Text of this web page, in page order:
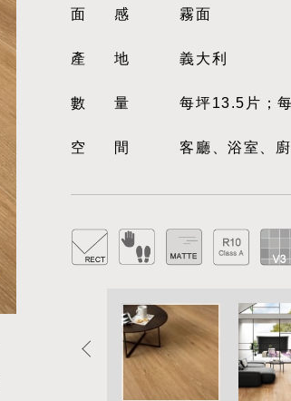
面感 霧面
產地 義大利
數量 每坪13.5片；
空間 客廳、浴室、